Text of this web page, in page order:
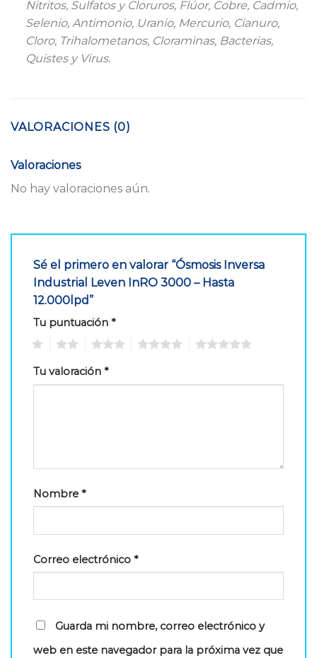
Nitritos, Sulfatos y Cloruros, Flúor, Cobre, Cadmio,
Selenio, Antimonio, Uranio, Mercurio, Cianuro,
Cloro, Trihalometanos, Cloraminas, Bacterias,
Quistes y Virus.
VALORACIONES (0)
Valoraciones
No hay valoraciones aún.
Sé el primero en valorar “Ósmosis Inversa
Industrial Leven InRO 3000 – Hasta
12.000lpd”
Tu puntuación *
Tu valoración *
Nombre *
Correo electrónico *
Guarda mi nombre, correo electrónico y
web en este navegador para la próxima vez que